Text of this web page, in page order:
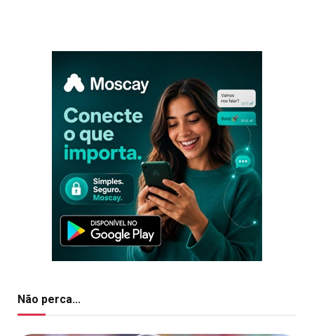
Não perca...